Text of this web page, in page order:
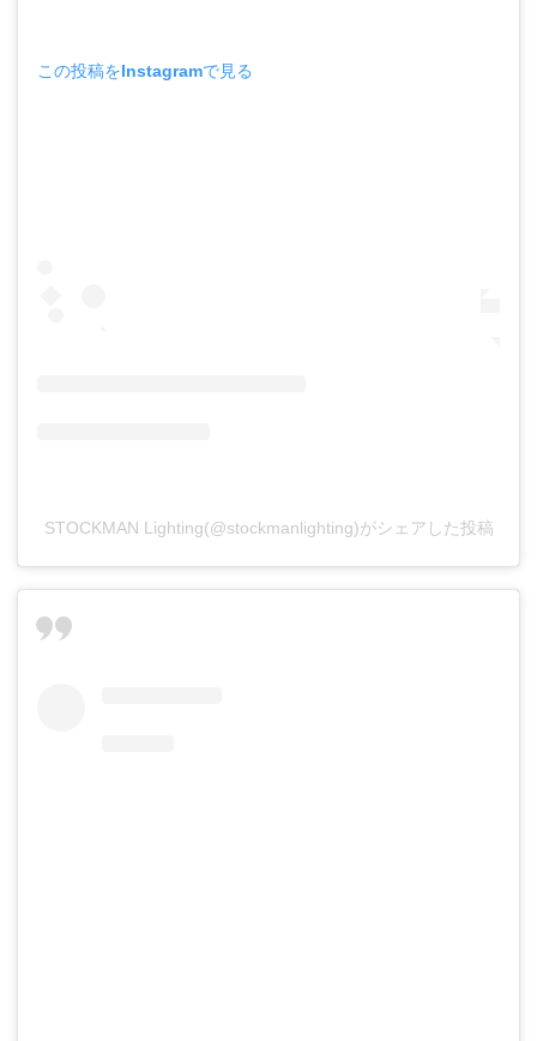
この投稿をInstagramで見る
STOCKMAN Lighting(@stockmanlighting)がシェアした投稿